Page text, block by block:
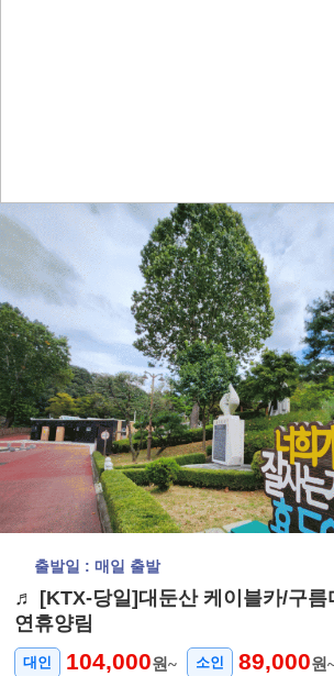
출발일 : 매일 출발
♬ [KTX-당일]대둔산 케이블카/구름
연휴양림
대인 104,000원~ 소인 89,000원